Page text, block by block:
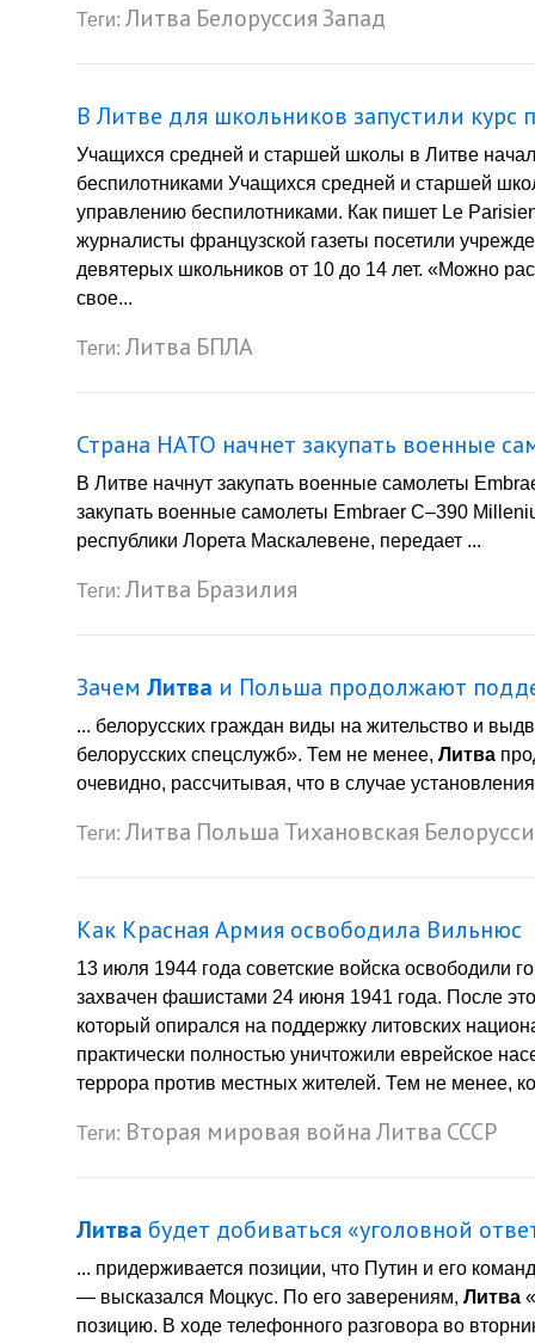
Теги: Литва Белоруссия Запад
В Литве для школьников запустили
Учащихся средней и старшей школы в Литве
беспилотниками Учащихся средней и старшей
управлению беспилотниками. Как пишет Le
журналисты французской газеты посетили
девятерых школьников от 10 до 14 лет. «Можно
свое...
Теги: Литва БПЛА
Страна НАТО начнет закупать военные
В Литве начнут закупать военные самолеты
закупать военные самолеты Embraer C–390
республики Лорета Маскалeвене, передает ...
Теги: Литва Бразилия
Зачем Литва и Польша продолжают
... белорусских граждан виды на жительство и
белорусских спецслужб». Тем не менее, Литва
очевидно, рассчитывая, что в случае
Теги: Литва Польша Тихановская
Как Красная Армия освободила Вильнюс
13 июля 1944 года советские войска освободили
захвачен фашистами 24 июня 1941 года. После
который опирался на поддержку литовских
практически полностью уничтожили еврейское
террора против местных жителей. Тем не менее,
Теги: Вторая мировая войнаЛитва СССР
Литва будет добиваться «уголовной
... придерживается позиции, что Путин и его
— высказался Моцкус. По его заверениям, Литва
позицию. В ходе телефонного разговора во